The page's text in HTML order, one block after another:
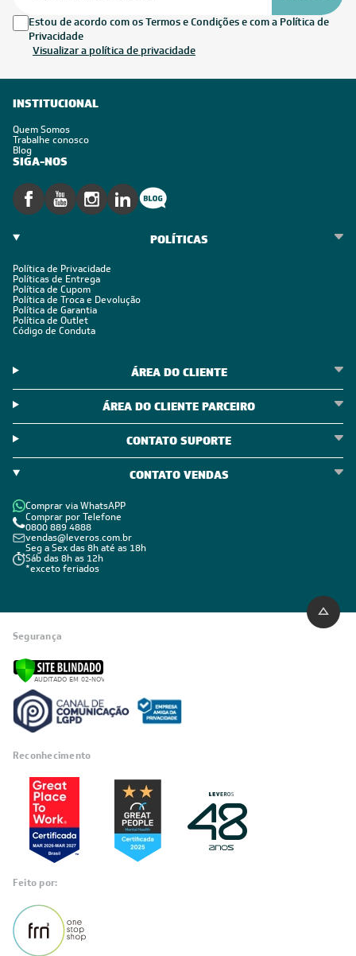
Estou de acordo com os Termos e Condições e com a Política de
Privacidade
Visualizar a política de privacidade
INSTITUCIONAL
Quem Somos
Trabalhe conosco
Blog
SIGA-NOS
POLÍTICAS
Política de Privacidade
Políticas de Entrega
Política de Cupom
Política de Troca e Devolução
Política de Garantia
Política de Outlet
Código de Conduta
ÁREA DO CLIENTE
ÁREA DO CLIENTE PARCEIRO
CONTATO SUPORTE
CONTATO VENDAS
Comprar via WhatsAPP
Comprar por Telefone
0800 889 4888
vendas@leveros.com.br
Seg a Sex das 8h até as 18h
Sáb das 8h as 12h
*exceto feriados
Segurança
Reconhecimento
Feito por: